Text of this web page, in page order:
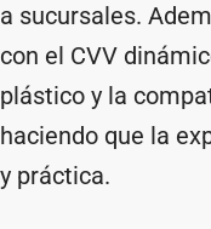
a sucursales.
con el CVV
plástico y la
haciendo que la
y práctica.